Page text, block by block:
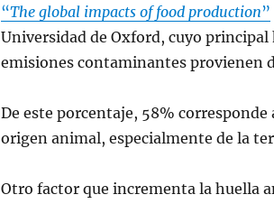
“The global impacts of food production”
Universidad de Oxford, cuyo principal
emisiones contaminantes provienen
De este porcentaje, 58%
origen animal, especialmente de la
Otro factor que incrementa la huella